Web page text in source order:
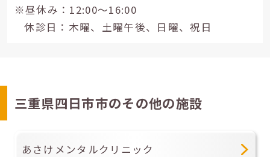
※昼休み：12:00～16:00
休診日：木曜、土曜午後、日曜、祝日
三重県四日市市のその他の施設
あさけメンタルクリニック